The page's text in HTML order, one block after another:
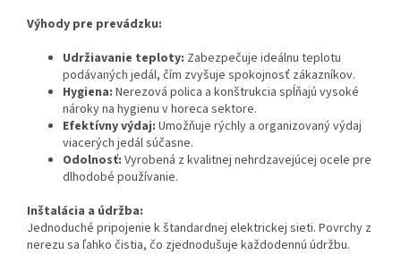
Výhody pre prevádzku:
Udržiavanie teploty: Zabezpečuje ideálnu teplotu
podávaných jedál, čím zvyšuje spokojnosť zákazníkov.
Hygiena: Nerezová polica a konštrukcia spĺňajú vysoké
nároky na hygienu v horeca sektore.
Efektívny výdaj: Umožňuje rýchly a organizovaný výdaj
viacerých jedál súčasne.
Odolnosť: Vyrobená z kvalitnej nehrdzavejúcej ocele pre
dlhodobé používanie.
Inštalácia a údržba:
Jednoduché pripojenie k štandardnej elektrickej sieti. Povrchy z
nerezu sa ľahko čistia, čo zjednodušuje každodennú údržbu.